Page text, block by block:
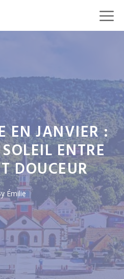
EN JANVIER :
ENTRE
DOUCEUR
Émilie